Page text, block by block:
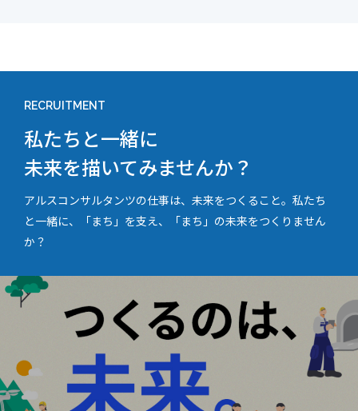
RECRUITMENT
私たちと一緒に
未来を描いてみませんか？
アルスコンサルタンツの仕事は、未来をつくること。私たち
と一緒に、「まち」を支え、「まち」の未来をつくりません
か？